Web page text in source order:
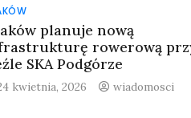
planuje nową
rowerową
SKA Podgórze
kwietnia, 2026 wiadomosci